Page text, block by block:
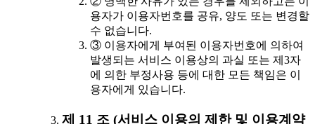
용자가 이용자번호를 공유, 양도 또는 변경할
수 없습니다.
③ 이용자에게 부여된 이용자번호에 의하여
발생되는 서비스 이용상의 과실 또는 제3자
에 의한 부정사용 등에 대한 모든 책임은 이
용자에게 있습니다.
제 11 조 (서비스 이용의 제한 및 이용계약